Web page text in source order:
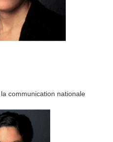
communication nationale